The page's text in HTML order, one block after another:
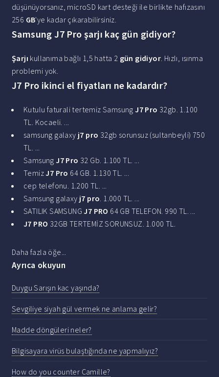
düşünüyorsanız, microSD kart desteği ile birlikte hafızasını
256 GB'ye kadar çıkarabilirsiniz.
Samsung J7 Pro şarjı kaç gün gidiyor?
Şarjı kullanıma bağlı 1,5 hatta 2 gün gidiyor. Hızlı, ısınma
problemi yok.
J7 Pro ikinci el fiyatları ne kadardır?
Kutulu faturali tertemiz SamsungJ7 Pro 32gb. 1.100
TL. Kocaeli. ...
samsung galaxy j7 pro 32gb sorunsuz (sultanbeyli) 750
TL. ...
SamsungJ7 Pro 32 Gb. 1.100 TL. ...
TemizJ7 Pro 64 GB. 1.130 TL. ...
cep telefonu. 1.200 TL. ...
Samsung galaxy j7 pro. 1.000 TL. ...
SATILIK SAMSUNGJ7 PRO 64 GB TELEFON. 990 TL. ...
J7 PRO 32GB TERTEMİZ SORUNSUZ. 1.000 TL.
Daha fazla öğe...
Ayrıca okuyun
Duygu Sarışın kac yaşında?
Sevgiliye siyah gül vermek ne anlama gelir?
Madde döngüleri neler?
Bilgisayara virüs bulaştığında ne yapmalıyız?
How do you counter Camille?